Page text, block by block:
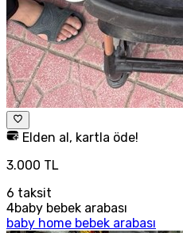
Elden al, kartla öde!
3.000 TL
6 taksit
4baby bebek arabası
baby home bebek arabası